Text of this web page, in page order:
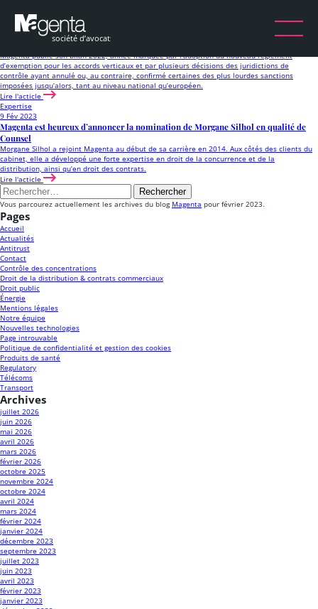
Mois :
Concurrence
10 Fév 2023
Droit de la concurrence et de la distribution : Ce qu’il faut retenir de 2022…
Magenta publie son bilan 2022, année marquée par l’adoption du nouveau règlement
d’exemption pour les accords verticaux et par plusieurs décisions des juridictions de
contrôle ayant annulé ou, au contraire, confirmé certaines des plus lourdes sanctions
imposées jusqu’alors, tant au niveau national qu’européen.
Lire l'acticle
Expertise
9 Fév 2023
Magenta est heureux d’annoncer la nomination de Morgane Silhol en qualité de
Counsel
Morgane Silhol a rejoint Magenta au début de sa carrière en 2014. Aux côtés des clients du
cabinet, elle a développé une forte expertise en droit de la concurrence et de la
distribution, ainsi qu’en droit des contrats.
Lire l'acticle
Rechercher :
Vous parcourez actuellement les archives du blog Magenta pour février 2023.
Pages
Accueil
Actualités
Antitrust
Contact
Contrôle des concentrations
Droit de la distribution & contrats commerciaux
Droit public
Énergie
Mentions légales
Notre équipe
Nouvelles technologies
Page introuvable
Politique de confidentialité et gestion des cookies
Produits de santé
Regulatory
Télécoms
Transport
Archives
juillet 2026
juin 2026
mai 2026
avril 2026
mars 2026
février 2026
octobre 2025
novembre 2024
octobre 2024
avril 2024
mars 2024
février 2024
janvier 2024
décembre 2023
septembre 2023
juillet 2023
juin 2023
avril 2023
février 2023
janvier 2023